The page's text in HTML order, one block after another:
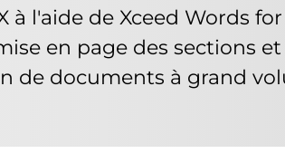
l'aide de Xceed Words
en page des sections
de documents à grand